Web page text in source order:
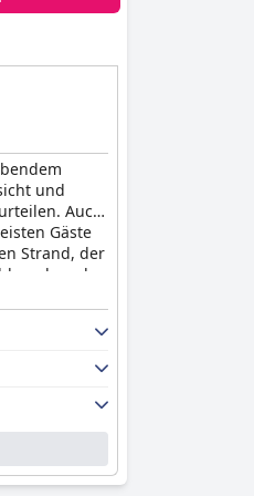
und
Auch
Gäste
Strand, der
dass das
dasRoyal